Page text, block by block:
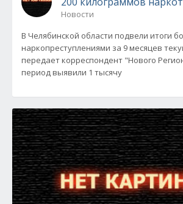
Новости
В Челябинской области подвели итоги
наркопреступлениями за 9 месяцев
передает корреспондент "Нового
период выявили 1 тысячу